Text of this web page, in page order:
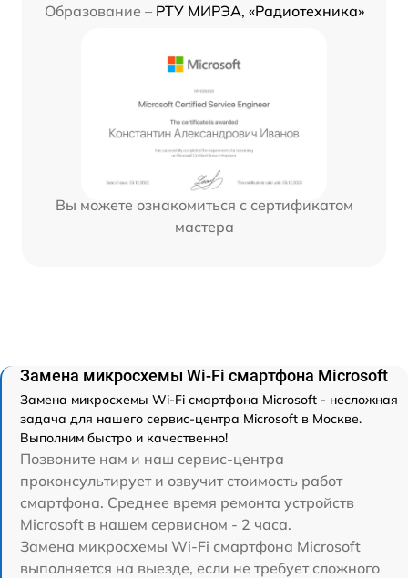
Образование – РТУ МИРЭА, «Радиотехника»
Вы можете ознакомиться с сертификатом
мастера
Замена микросхемы Wi-Fi смартфона Microsoft
Замена микросхемы Wi-Fi смартфона Microsoft - несложная
задача для нашего сервис-центра Microsoft в Москве.
Выполним быстро и качественно!
Позвоните нам и наш сервис-центра
проконсультирует и озвучит стоимость работ
смартфона. Среднее время ремонта устройств
Microsoft в нашем сервисном - 2 часа.
Замена микросхемы Wi-Fi смартфона Microsoft
выполняется на выезде, если не требует сложного